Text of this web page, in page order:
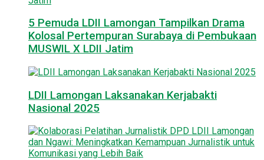
5 Pemuda LDII Lamongan Tampilkan Drama
Kolosal Pertempuran Surabaya di Pembukaan
MUSWIL X LDII Jatim
LDII Lamongan Laksanakan Kerjabakti
Nasional 2025